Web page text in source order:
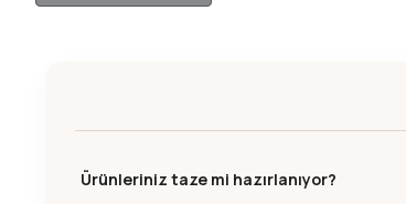
Ürünleriniz taze mi hazırlanıyor?